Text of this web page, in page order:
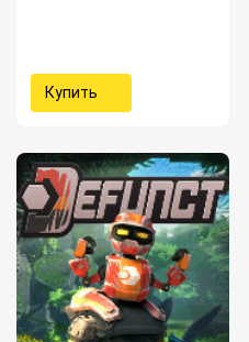
Купить